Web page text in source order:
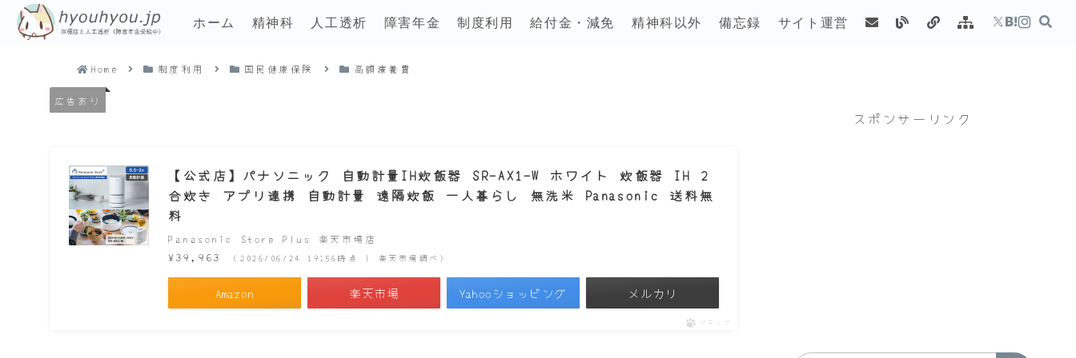
ホーム 精神科 人工透析 障害年金 制度利用 給付金・減免 精神科以外 備忘録 サイト運営
Home 制度利用 国民健康保険 高額療養費
広告あり
【公式店】パナソニック 自動計量IH炊飯器 SR-AX1-W ホワイト 炊飯器 IH 2
合炊き アプリ連携 自動計量 遠隔炊飯 一人暮らし 無洗米 Panasonic 送料無
料
Panasonic Store Plus 楽天市場店
¥39,963 （2026/06/24 19:56時点 | 楽天市場調べ）
Amazon 楽天市場 Yahooショッピング メルカリ
ポチップ
スポンサーリンク